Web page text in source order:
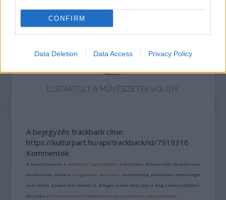
CONFIRM
Data Deletion Data Access Privacy Policy
ELSTARTOLT A MŰVÉSZETEK VÖLGYE
A bejegyzés trackback címe:
https://kulturpart.hu/api/trackback/id/7919316
Kommentek:
A hozzászólások avonatkozó jogszabályok értelmében felhasználói tartalomnak
minősülnek, értük a szolgáltatás technikai üzemeltetője semmilyen felelősséget
nem vállal, azokat nem ellenőrzi. Kifogás esetén forduljon a blog szerkesztőjéhez.
Részletek a Felhasználási feltételekben és azadatvédelmi tájékoztatóban